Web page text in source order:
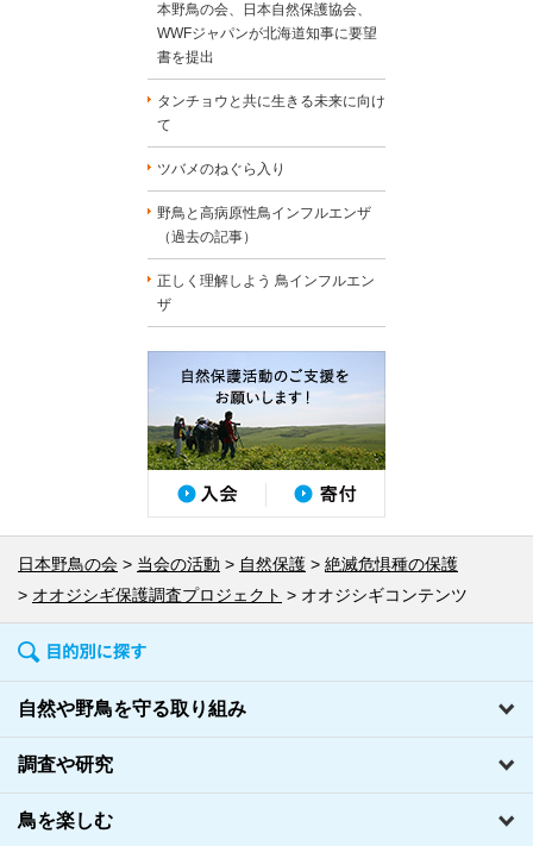
本野鳥の会、日本自然保護協会、
WWFジャパンが北海道知事に要望
書を提出
タンチョウと共に生きる未来に向け
て
ツバメのねぐら入り
野鳥と高病原性鳥インフルエンザ
（過去の記事）
正しく理解しよう 鳥インフルエン
ザ
日本野鳥の会 当会の活動 自然保護
絶滅危惧種の保護
オオジシギ保護調査プロジェクト
オオジシギコンテンツ
自然や野鳥を守る取り組み
調査や研究
鳥を楽しむ